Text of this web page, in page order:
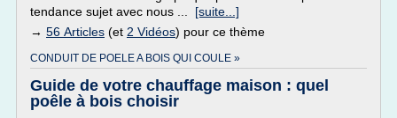
tendance sujet avec nous ... [suite...]
→ 56 Articles (et 2 Vidéos) pour ce thème
CONDUIT DE POELE A BOIS QUI COULE »
Guide de votre chauffage maison : quel
poêle à bois choisir